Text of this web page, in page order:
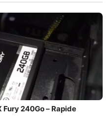
240Go – Rapide